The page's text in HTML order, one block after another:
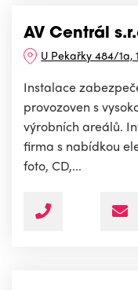
AV Centrál
U Pekařky 484/1a,
Instalace
provozoven s
výrobních areálů.
firma s nabídkou
foto, CD,...